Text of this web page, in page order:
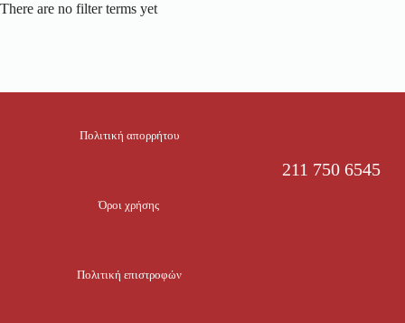
There are no filter terms yet
Πολιτική απορρήτου
Όροι χρήσης
Πολιτική επιστροφών
211 750 6545